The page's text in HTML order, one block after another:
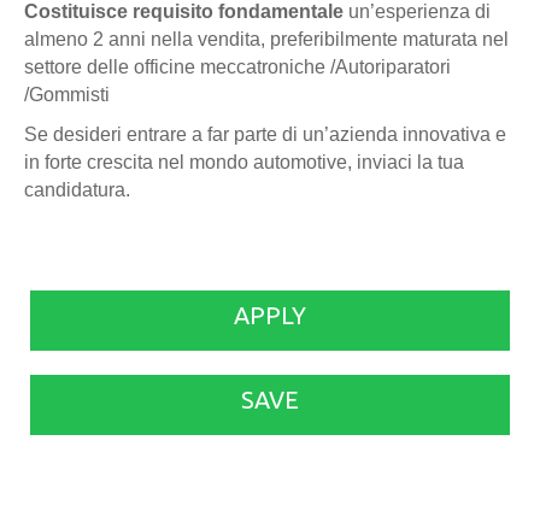
Costituisce requisito fondamentale un’esperienza di
almeno 2 anni nella vendita, preferibilmente maturata nel
settore delle officine meccatroniche /Autoriparatori
/Gommisti
Se desideri entrare a far parte di un’azienda innovativa e
in forte crescita nel mondo automotive, inviaci la tua
candidatura.
APPLY
SAVE